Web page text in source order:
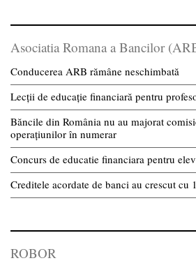
Asociatia Romana a Bancilor
Conducerea ARB rămâne neschimbată
Lecții de educație financiară pentru
Băncile din România nu au majorat
operațiunilor în numerar
Concurs de educatie financiara pentru
Creditele acordate de banci au crescut cu
ROBOR